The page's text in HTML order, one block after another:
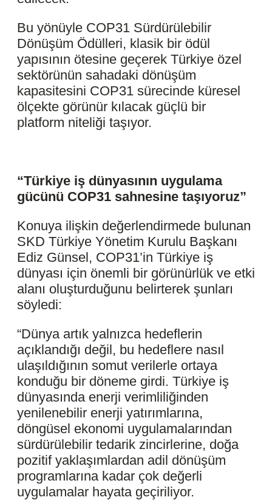
Bu yönüyle COP31 Sürdürülebilir
Dönüşüm Ödülleri, klasik bir ödül
yapısının ötesine geçerek Türkiye özel
sektörünün sahadaki dönüşüm
kapasitesini COP31 sürecinde küresel
ölçekte görünür kılacak güçlü bir
platform niteliği taşıyor.
“Türkiye iş dünyasının uygulama
gücünü COP31 sahnesine taşıyoruz”
Konuya ilişkin değerlendirmede bulunan
SKD Türkiye Yönetim Kurulu Başkanı
Ediz Günsel, COP31’in Türkiye iş
dünyası için önemli bir görünürlük ve etki
alanı oluşturduğunu belirterek şunları
söyledi:
“Dünya artık yalnızca hedeflerin
açıklandığı değil, bu hedeflere nasıl
ulaşıldığının somut verilerle ortaya
konduğu bir döneme girdi. Türkiye iş
dünyasında enerji verimliliğinden
yenilenebilir enerji yatırımlarına,
döngüsel ekonomi uygulamalarından
sürdürülebilir tedarik zincirlerine, doğa
pozitif yaklaşımlardan adil dönüşüm
programlarına kadar çok değerli
uygulamalar hayata geçiriliyor.